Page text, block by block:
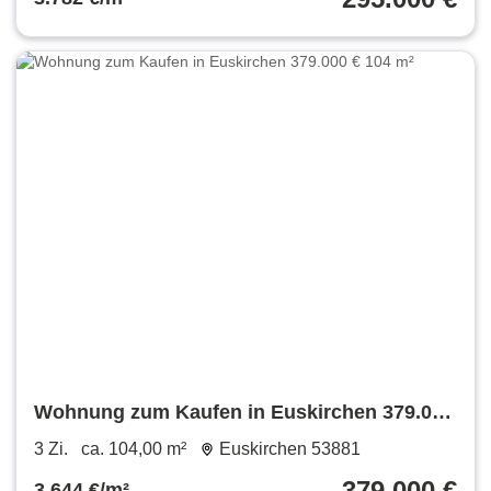
Wohnung zum Kaufen in Euskirchen 379.000
€ 104 m²
3 Zi. ca. 104,00 m² Euskirchen 53881